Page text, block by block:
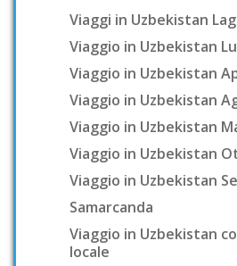
Viaggi in Uzbekistan
Viaggio in Uzbekistan
Viaggio in Uzbekistan
Viaggio in Uzbekistan
Viaggio in Uzbekistan
Viaggio in Uzbekistan
Viaggio in Uzbekistan
Samarcanda
Viaggio in Uzbekistan
locale